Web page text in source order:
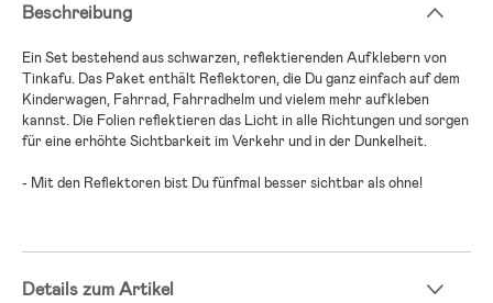
Beschreibung
Ein Set bestehend aus schwarzen, reflektierenden Aufklebern von
Tinkafu. Das Paket enthält Reflektoren, die Du ganz einfach auf dem
Kinderwagen, Fahrrad, Fahrradhelm und vielem mehr aufkleben
kannst. Die Folien reflektieren das Licht in alle Richtungen und sorgen
für eine erhöhte Sichtbarkeit im Verkehr und in der Dunkelheit.
- Mit den Reflektoren bist Du fünfmal besser sichtbar als ohne!
Details zum Artikel